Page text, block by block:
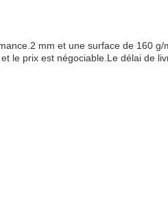
mm et une surface de 160 g/
le prix est négociable.Le délai de